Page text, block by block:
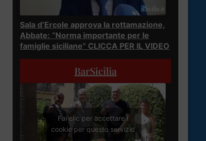
Sala d’Ercole approva la rottamazione,
Abbate: “Norma importante per le
famiglie siciliane” CLICCA PER IL VIDEO
BarSicilia
Fai clic per accettare i
cookie per questo servizio